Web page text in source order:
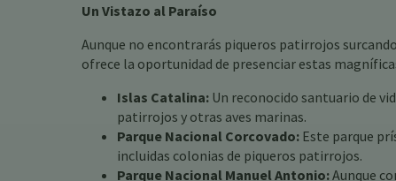
Un Vistazo al Paraíso
Aunque no encontrarás piqueros patirrojos
ofrece la oportunidad de presenciar estas
Islas Catalina: Un reconocido santuario de
patirrojos y otras aves marinas.
Parque Nacional Corcovado: Este parque
incluidas colonias de piqueros patirrojos.
Parque Nacional Manuel Antonio:Aunque